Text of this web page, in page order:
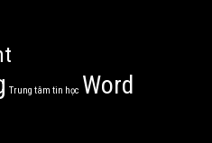
Trung tâm tin học Word